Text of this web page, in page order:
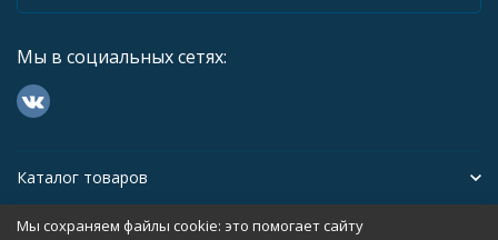
Мы в социальных сетях:
Каталог товаров
Помощь
Мы сохраняем файлы cookie: это помогает сайту